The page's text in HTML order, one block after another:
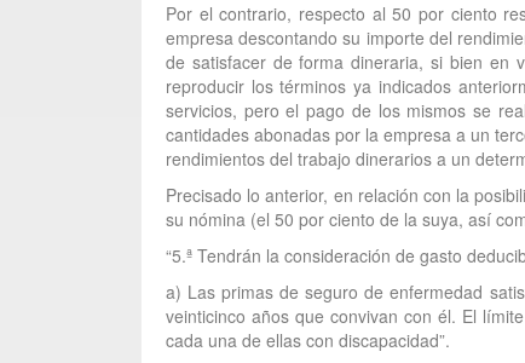
Por el contrario, respecto al 50 por ciento
empresa descontando su importe del
de satisfacer de forma dineraria, si bien en
reproducir los términos ya indicados
servicios, pero el pago de los mismos se
cantidades abonadas por la empresa a un
rendimientos del trabajo dinerarios a un
Precisado lo anterior, en relación con la
su nómina (el 50 por ciento de la suya, así
“5.ª Tendrán la consideración de gasto
a) Las primas de seguro de enfermedad
veinticinco años que convivan con él. El
cada una de ellas con discapacidad”.